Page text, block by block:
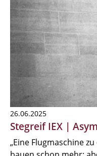
26.06.2025
Stegreif IEX |
„Eine Flugmaschine